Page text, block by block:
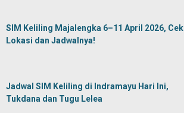
SIM Keliling Majalengka 6–11 April 2026, Cek
Lokasi dan Jadwalnya!
Jadwal SIM Keliling di Indramayu Hari Ini,
Tukdana dan Tugu Lelea